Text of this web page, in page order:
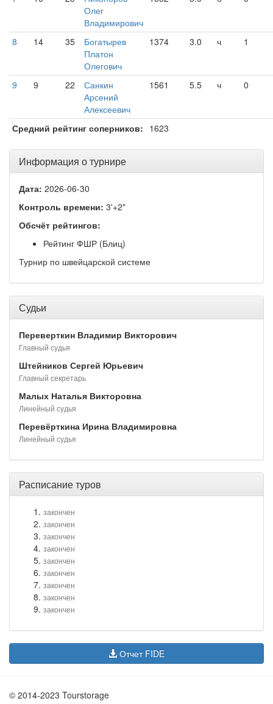
Олег
Владимирович
8 14 35
Богатырев
Платон
Олегович
1374 3.0 ч 1
9 9 22
Санкин
Арсений
Алексеевич
1561 5.5 ч 0
Средний рейтинг соперников: 1623
Информация о турнире
Дата: 2026-06-30
Контроль времени: 3'+2"
Обсчёт рейтингов:
Рейтинг ФШР (Блиц)
Турнир по швейцарской системе
Судьи
Переверткин Владимир Викторович
Главный судья
Штейников Сергей Юрьевич
Главный секретарь
Малых Наталья Викторовна
Линейный судья
Перевёрткина Ирина Владимировна
Линейный судья
Расписание туров
закончен
закончен
закончен
закончен
закончен
закончен
закончен
закончен
закончен
Отчет FIDE
© 2014-2023 Tourstorage